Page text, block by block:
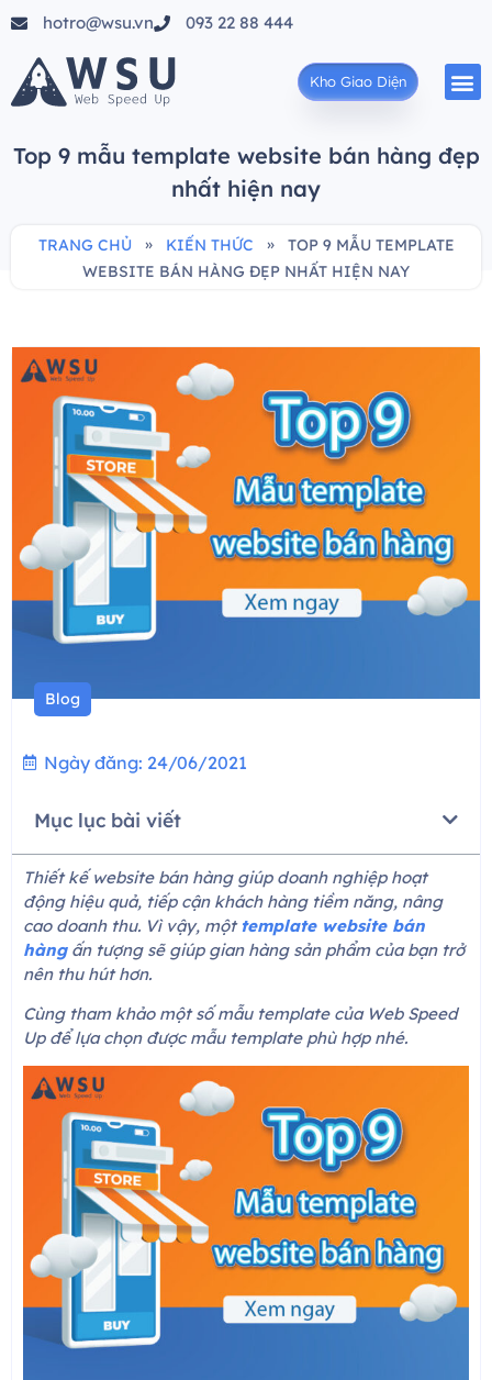
hotro@wsu.vn 093 22 88 444
Kho Giao Diện
Top 9 mẫu template website bán hàng đẹp
nhất hiện nay
TRANG CHỦ » KIẾN THỨC »
TOP 9 MẪU TEMPLATE
WEBSITE BÁN HÀNG ĐẸP NHẤT HIỆN NAY
Blog
Ngày đăng: 24/06/2021
Mục lục bài viết
Thiết kế website bán hàng giúp doanh nghiệp hoạt
động hiệu quả, tiếp cận khách hàng tiềm năng, nâng
cao doanh thu. Vì vậy, một template website bán
hàngấn tượng sẽ giúp gian hàng sản phẩm của bạn trở
nên thu hút hơn.
Cùng tham khảo một số mẫu template của Web Speed
Up để lựa chọn được mẫu template phù hợp nhé.